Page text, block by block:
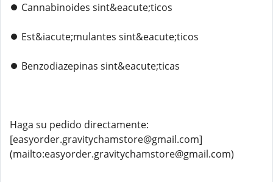
⏺️ Cannabinoides sint&eacute;ticos
⏺️ Est&iacute;mulantes sint&eacute;ticos
⏺️ Benzodiazepinas sint&eacute;ticas
Haga su pedido directamente:
[easyorder.gravitychamstore@gmail.com]
(mailto:easyorder.gravitychamstore@gmail.com)